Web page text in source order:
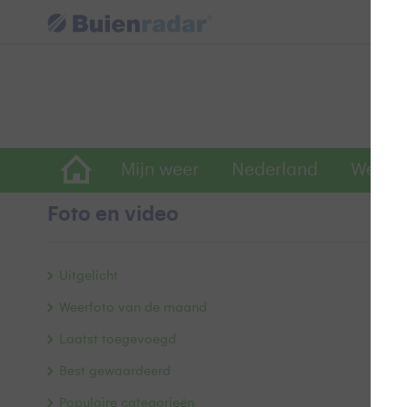
Mijn weer Nederland
Foto en video
Uitgelicht
Weerfoto van de maand
Laatst toegevoegd
Best gewaardeerd
Populaire categorieën